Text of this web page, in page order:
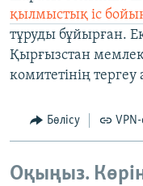
қылмыстық іс
тұруды бұйырған.
Қырғызстан
комитетінің
Бөлісу VPN-
Оқыңыз.